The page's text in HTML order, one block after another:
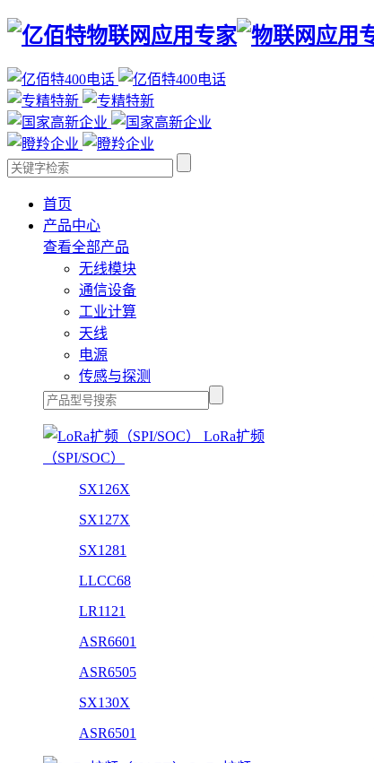
首页
产品中心
查看全部产品
无线模块
通信设备
工业计算
天线
电源
传感与探测
LoRa扩频
（SPI/SOC）
SX126X
SX127X
SX1281
LLCC68
LR1121
ASR6601
ASR6505
SX130X
ASR6501